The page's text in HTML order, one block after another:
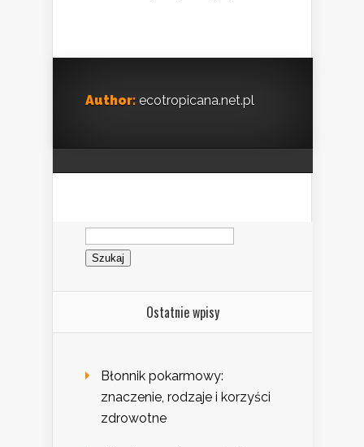
Author: ecotropicana.net.pl
Szukaj:
Ostatnie wpisy
Błonnik pokarmowy:
znaczenie, rodzaje i korzyści
zdrowotne